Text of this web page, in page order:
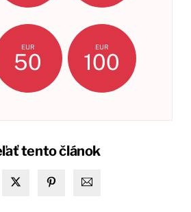
EUR
50
EUR
100
tento článok